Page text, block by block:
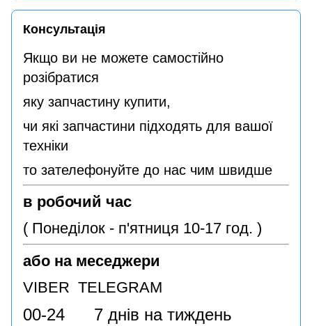
Консультація
Якщо ви не можете самостійно
розібратися
яку запчастину купити,
чи які запчастини підходять для вашої
техніки
то зателефонуйте до нас чим швидше
в робочий час
( Понеділок - п'ятниця 10-17 год. )
або на меседжери
VIBER TELEGRAM
00-24 7 днів на тиждень